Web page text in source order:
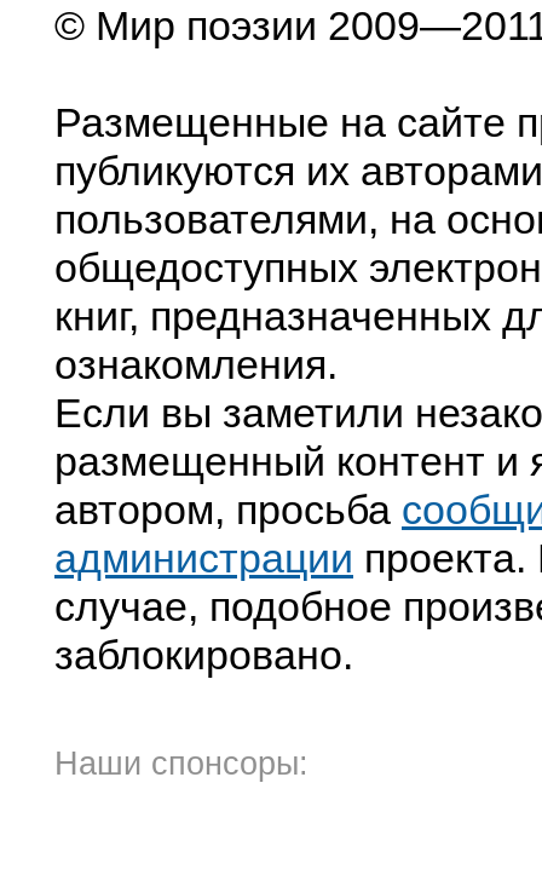
© Мир поэзии
Размещенные на сайте
публикуются их
пользователями, на
общедоступных
книг, предназначенных
ознакомления.
Если вы заметили
размещенный контент и
автором, просьба
администрации
случае, подобное
заблокировано.
Наши спонсоры: